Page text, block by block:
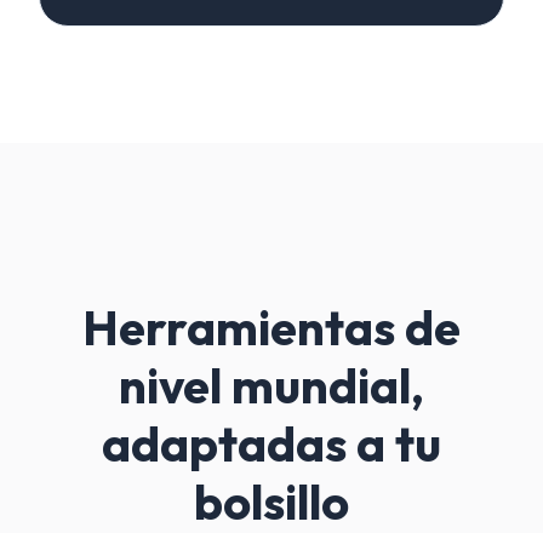
Herramientas de
nivel mundial,
adaptadas a tu
bolsillo